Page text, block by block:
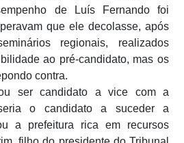
de Luís Fernando foi
que ele decolasse, após
regionais, realizados
ao pré-candidato, mas os
contra.
ser candidato a vice com a
o candidato a suceder a
a prefeitura rica em recursos